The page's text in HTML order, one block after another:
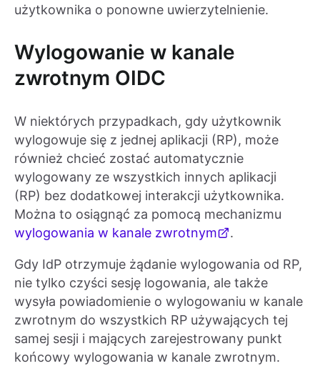
użytkownika o ponowne uwierzytelnienie.
Wylogowanie w kanale
zwrotnym OIDC
W niektórych przypadkach, gdy użytkownik
wylogowuje się z jednej aplikacji (RP), może
również chcieć zostać automatycznie
wylogowany ze wszystkich innych aplikacji
(RP) bez dodatkowej interakcji użytkownika.
Można to osiągnąć za pomocą mechanizmu
wylogowania w kanale zwrotnym
.
Gdy IdP otrzymuje żądanie wylogowania od RP,
nie tylko czyści sesję logowania, ale także
wysyła powiadomienie o wylogowaniu w kanale
zwrotnym do wszystkich RP używających tej
samej sesji i mających zarejestrowany punkt
końcowy wylogowania w kanale zwrotnym.